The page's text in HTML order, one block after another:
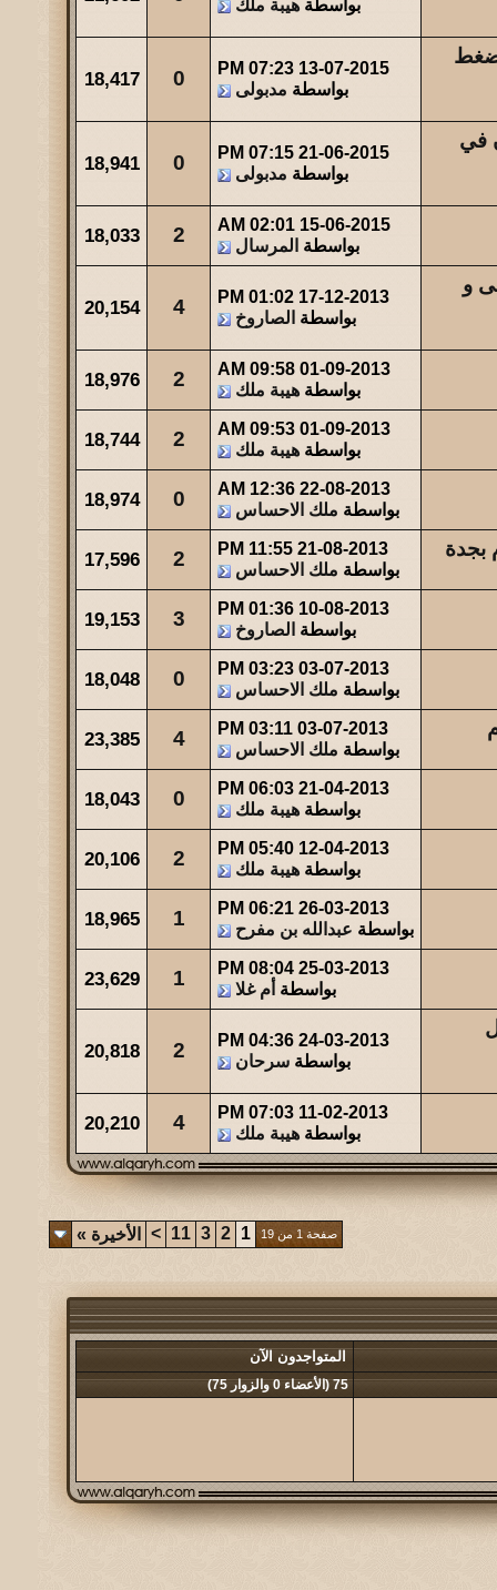
23
34434 آخر رد:
المشاهدات آخر مشاركة
0
47539 آخر رد:عبدالله بن مفرح
بواسطة هيبة ملك
13-07-2015
07:23 PM
بواسطة مدبولى 0
18,417
في
21-06-2015
07:15 PM
بواسطة مدبولى 0
18,941
15-06-2015
02:01 AM
بواسطة المرسال 2
18,033
و
17-12-2013
01:02 PM
بواسطة الصاروخ 4
20,154
01-09-2013
09:58 AM
بواسطة هيبة ملك 2
18,976
01-09-2013
09:53 AM
بواسطة هيبة ملك 2
18,744
22-08-2013
12:36 AM
بواسطة ملك الاحساس 0
18,974
بجدة 21-08-2013
11:55 PM
بواسطة ملك الاحساس 2
17,596
10-08-2013
01:36 PM
بواسطة الصاروخ 3
19,153
03-07-2013
03:23 PM
بواسطة ملك الاحساس 0
18,048
03-07-2013
03:11 PM
بواسطة ملك الاحساس 4
23,385
21-04-2013
06:03 PM
بواسطة هيبة ملك 0
18,043
12-04-2013
05:40 PM
بواسطة هيبة ملك 2
20,106
26-03-2013
06:21 PM
بواسطة عبدالله بن مفرح 1
18,965
25-03-2013
08:04 PM
بواسطة أم غلا 1
23,629
24-03-2013
04:36 PM
بواسطة سرحان 2
20,818
11-02-2013
07:03 PM
بواسطة هيبة ملك 4
20,210
صفحة 1 من 19 1
2
3
11
> الأخيرة »
المتواجدون الآن
75 (الأعضاء 0 والزوار 75)